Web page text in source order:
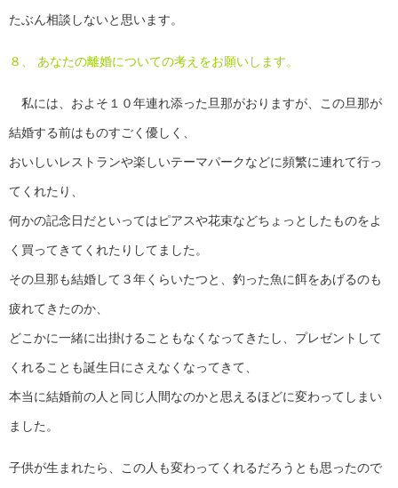
たぶん相談しないと思います。
８、 あなたの離婚についての考えをお願いします。
私には、およそ１０年連れ添った旦那がおりますが、この旦那が
結婚する前はものすごく優しく、
おいしいレストランや楽しいテーマパークなどに頻繁に連れて行っ
てくれたり、
何かの記念日だといってはピアスや花束などちょっとしたものをよ
く買ってきてくれたりしてました。
その旦那も結婚して３年くらいたつと、釣った魚に餌をあげるのも
疲れてきたのか、
どこかに一緒に出掛けることもなくなってきたし、プレゼントして
くれることも誕生日にさえなくなってきて、
本当に結婚前の人と同じ人間なのかと思えるほどに変わってしまい
ました。
子供が生まれたら、この人も変わってくれるだろうとも思ったので